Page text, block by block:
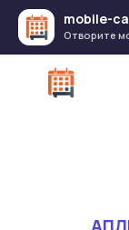
mobile-
Отворите